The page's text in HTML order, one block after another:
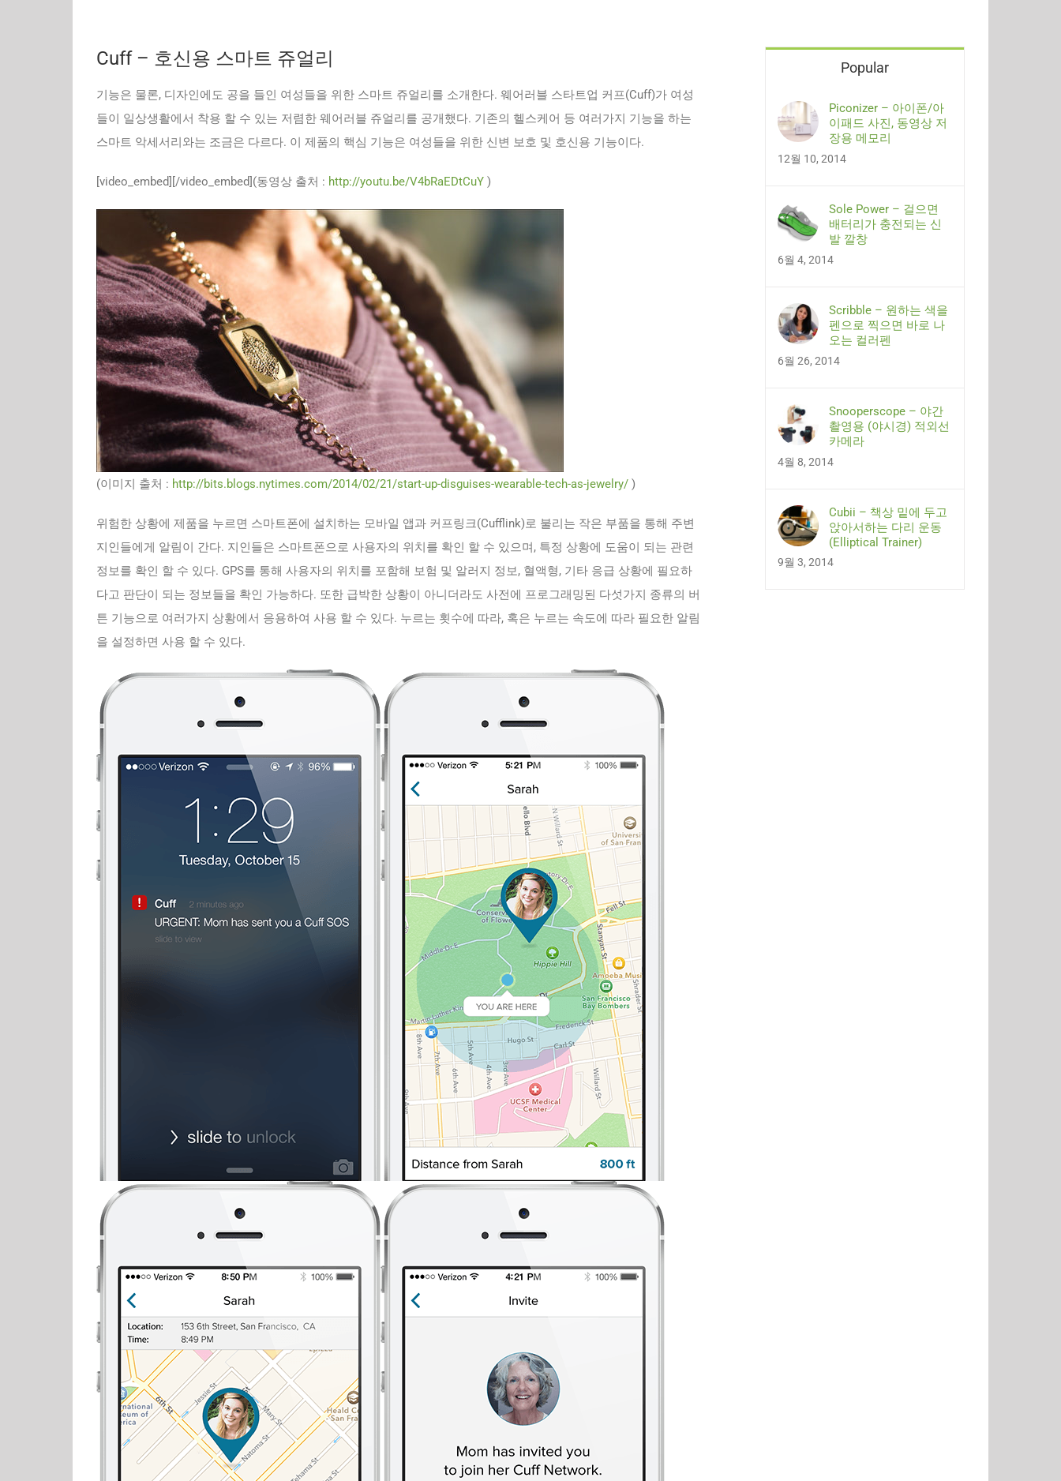
Cuff – 호신용 스마트 쥬얼리
기능은 물론, 디자인에도 공을 들인 여성들을 위한 스마트 쥬얼리를 소개한다. 웨어러블 스타트업 커프(Cuff)가 여성
들이 일상생활에서 착용 할 수 있는 저렴한 웨어러블 쥬얼리를 공개했다. 기존의 헬스케어 등 여러가지 기능을 하는
스마트 악세서리와는 조금은 다르다. 이 제품의 핵심 기능은 여성들을 위한 신변 보호 및 호신용 기능이다.
[video_embed][/video_embed](동영상 출처 : http://youtu.be/V4bRaEDtCuY )
(이미지 출처 : http://bits.blogs.nytimes.com/2014/02/21/start-up-disguises-wearable-tech-as-jewelry/ )
위험한 상황에 제품을 누르면 스마트폰에 설치하는 모바일 앱과 커프링크(Cufflink)로 불리는 작은 부품을 통해 주변
지인들에게 알림이 간다. 지인들은 스마트폰으로 사용자의 위치를 확인 할 수 있으며, 특정 상황에 도움이 되는 관련
정보를 확인 할 수 있다. GPS를 통해 사용자의 위치를 포함해 보험 및 알러지 정보, 혈액형, 기타 응급 상황에 필요하
다고 판단이 되는 정보들을 확인 가능하다. 또한 급박한 상황이 아니더라도 사전에 프로그래밍된 다섯가지 종류의 버
튼 기능으로 여러가지 상황에서 응용하여 사용 할 수 있다. 누르는 횟수에 따라, 혹은 누르는 속도에 따라 필요한 알림
을 설정하면 사용 할 수 있다.
Popular
Piconizer – 아이폰/아
이패드 사진, 동영상 저
장용 메모리
12월 10, 2014
Sole Power – 걸으면
배터리가 충전되는 신
발 깔창
6월 4, 2014
Scribble – 원하는 색을
펜으로 찍으면 바로 나
오는 컬러펜
6월 26, 2014
Snooperscope – 야간
촬영용 (야시경) 적외선
카메라
4월 8, 2014
Cubii – 책상 밑에 두고
앉아서하는 다리 운동
(Elliptical Trainer)
9월 3, 2014